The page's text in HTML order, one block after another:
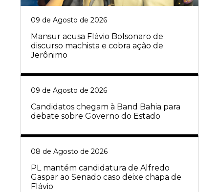
09 de Agosto de 2026
Mansur acusa Flávio Bolsonaro de
discurso machista e cobra ação de
Jerônimo
09 de Agosto de 2026
Candidatos chegam à Band Bahia para
debate sobre Governo do Estado
08 de Agosto de 2026
PL mantém candidatura de Alfredo
Gaspar ao Senado caso deixe chapa de
Flávio